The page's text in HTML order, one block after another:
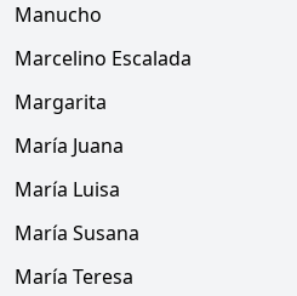
Manucho
Marcelino Escalada
Margarita
María Juana
María Luisa
María Susana
María Teresa